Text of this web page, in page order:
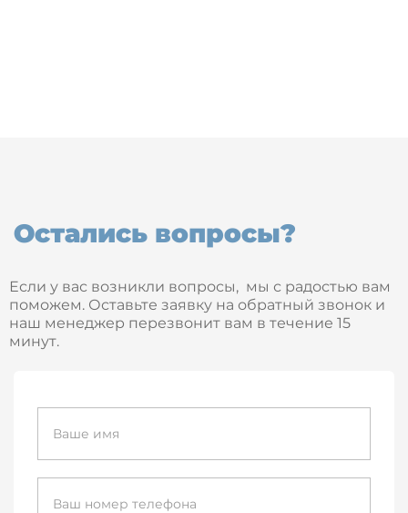
Остались вопросы?
Если у вас возникли вопросы, мы с радостью вам
поможем. Оставьте заявку на обратный звонок и
наш менеджер перезвонит вам в течение 15
минут.